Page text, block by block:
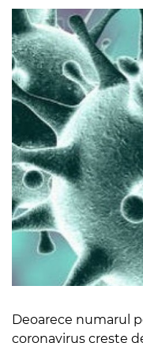
Deoarece numarul
coronavirus creste